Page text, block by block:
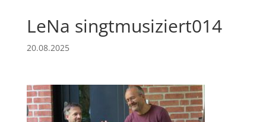
LeNa singtmusiziert014
20.08.2025